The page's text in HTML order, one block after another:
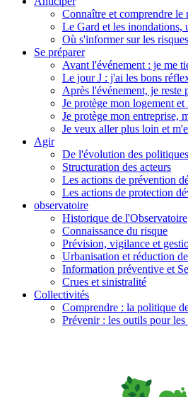
Connaître et comprendre le
Le Gard et les inondations,
Où s'informer sur les
Se préparer
Avant l'événement : je me
Le jour J : j'ai les bons
Après l'événement, je reste
Je protège mon logement et
Je protège mon entreprise,
Je veux aller plus loin et
Agir
De l'évolution des
Structuration des acteurs
Les actions de prévention
Les actions de protection
observatoire
Historique de l'Observatoire
Connaissance du risque
Prévision, vigilance et
Urbanisation et réduction
Information préventive et
Crues et sinistralité
Collectivités
Comprendre : la politique
Prévenir : les outils pour